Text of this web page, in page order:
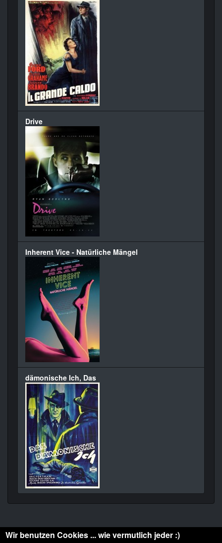
Drive
Inherent Vice - Natürliche Mängel
dämonische Ich, Das
Wir benutzen Cookies ... wie vermutlich jeder :)